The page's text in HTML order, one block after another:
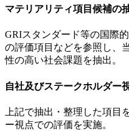
マテリアリティ項目候補の
GRIスタンダード等の国際
の評価項目などを参照し、
性の高い社会課題を抽出。
自社及びステークホルダー
上記で抽出・整理した項目
ー視点での評価を実施。